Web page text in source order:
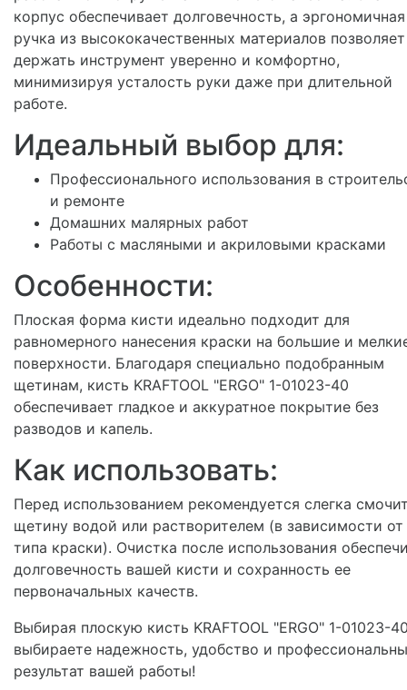
корпус обеспечивает долговечность, а эргономичная
ручка из высококачественных материалов позволяет
держать инструмент уверенно и комфортно,
минимизируя усталость руки даже при длительной
работе.
Идеальный выбор для:
Профессионального использования в
и ремонте
Домашних малярных работ
Работы с масляными и акриловыми красками
Особенности:
Плоская форма кисти идеально подходит для
равномерного нанесения краски на большие и
поверхности. Благодаря специально подобранным
щетинам, кисть KRAFTOOL "ERGO" 1-01023-40
обеспечивает гладкое и аккуратное покрытие без
разводов и капель.
Как использовать:
Перед использованием рекомендуется слегка
щетину водой или растворителем (в зависимости от
типа краски). Очистка после использования
долговечность вашей кисти и сохранность ее
первоначальных качеств.
Выбирая плоскую кисть KRAFTOOL "ERGO" 1-01023-
выбираете надежность, удобство и
результат вашей работы!